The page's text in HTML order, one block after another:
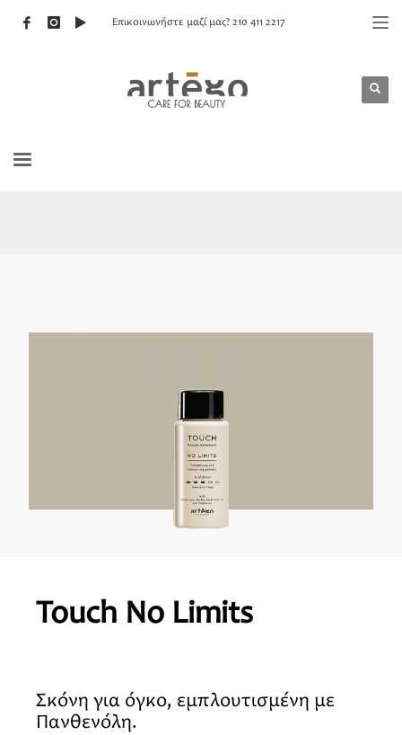
Επικοινωνήστε μαζί μας? 210 411 2217
Touch No Limits
Σκόνη για όγκο, εμπλουτισμένη με
Πανθενόλη.